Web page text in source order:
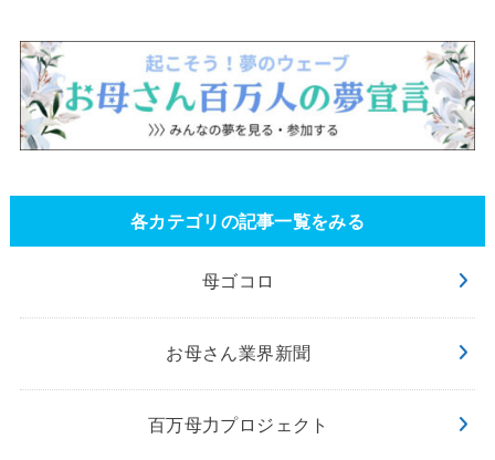
各カテゴリの記事一覧をみる
母ゴコロ
お母さん業界新聞
百万母力プロジェクト